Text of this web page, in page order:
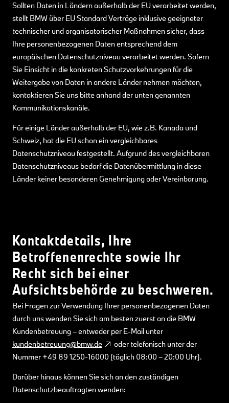
Sollten Daten in Ländern außerhalb der EU verarbeitet werden,
stellt BMW über EU Standard Verträge inklusive geeigneter
technischer und organisatorischer Maßnahmen sicher, dass
Ihre personenbezogenen Daten entsprechend dem
europäischen Datenschutzniveau verarbeitet werden. Sofern
Sie Einsicht in die konkreten Schutzvorkehrungen für die
Weitergabe von Daten in andere Länder nehmen möchten,
kontaktieren Sie uns bitte anhand der unten genannten
Kommunikationskanäle.
Für einige Länder außerhalb der EU, wie z.B. Kanada und
Schweiz, hat die EU schon ein vergleichbares
Datenschutzniveau festgestellt. Aufgrund des vergleichbaren
Datenschutzniveaus bedarf die Datenübermittlung in diese
Länder keiner besonderen Genehmigung oder Vereinbarung.
Kontaktdetails, Ihre
Betroffenenrechte sowie Ihr
Recht sich bei einer
Aufsichtsbehörde zu beschweren.
Bei Fragen zur Verwendung Ihrer personenbezogenen Daten
durch uns wenden Sie sich am besten zuerst an die BMW
Kundenbetreuung – entweder per E-Mail unter
kundenbetreuung@bmw.de
oder telefonisch unter der
Nummer +49 89 1250-16000 (täglich 08:00 – 20:00 Uhr).
Darüber hinaus können Sie sich an den zuständigen
Datenschutzbeauftragten wenden: